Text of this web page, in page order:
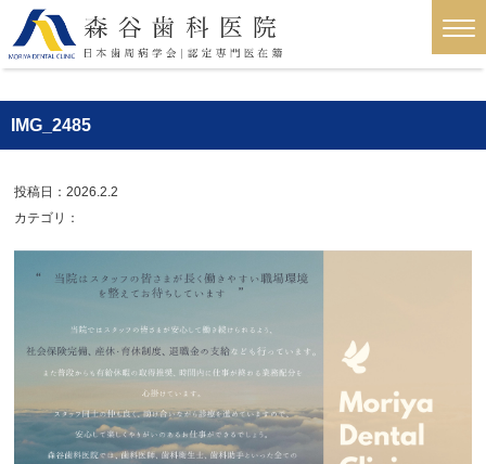
IMG_2485
投稿日：2026.2.2
カテゴリ：